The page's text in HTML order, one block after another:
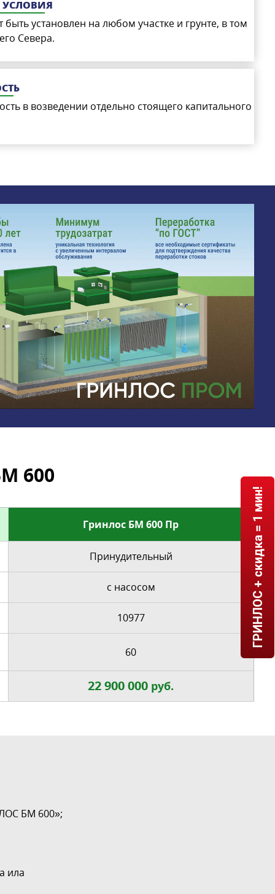
установлен на любом участке и грунте, в том
Севера.
в возведении отдельно стоящего капитального
600
Гринлос БМ 600 Пр
Принудительный
с насосом
10977
60
22 900 000 руб.
БМ 600»;
ила
ГРИНЛОС + скидка = 1 мин!